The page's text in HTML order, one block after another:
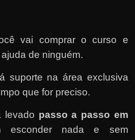
vai comprar o curso e
de ninguém.
suporte na área exclusiva
que for preciso.
levado passo a passo em
esconder nada e sem